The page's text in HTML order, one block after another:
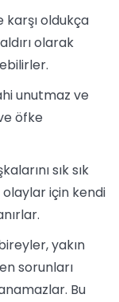
karşı oldukça
olarak
unutmaz ve
öfke
sık sık
için kendi
yakın
sorunları
Bu